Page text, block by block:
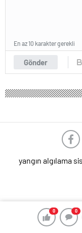
0 0
Gönder
En az 10 karakter gerekli
yangın algılama